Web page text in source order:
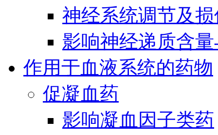
神经系统调节及
影响神经递质含
作用于血液系统的药物
促凝血药
影响凝血因子类药